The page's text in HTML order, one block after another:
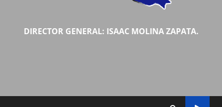
DIRECTOR GENERAL: ISAAC MOLINA ZAPATA.